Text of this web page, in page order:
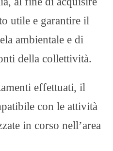
utile e garantire il
ambientale e di
della collettività.
effettuati, il
con le attività
in corso nell’area